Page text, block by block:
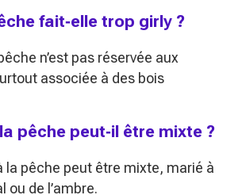
fait‑elle trop girly ?
n’est pas réservée aux
associée à des bois
pêche peut‑il être mixte ?
la pêche peut être mixte, marié à
ou de l’ambre.